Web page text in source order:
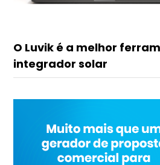
O Luvik é a melhor
integrador solar